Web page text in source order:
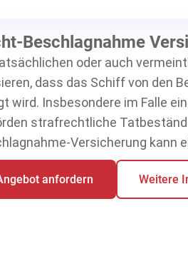
Beschlagnahme
oder auch
dass das Schiff von den
wird. Insbesondere im Falle
strafrechtliche
Versicherung kann
anfordern Weitere